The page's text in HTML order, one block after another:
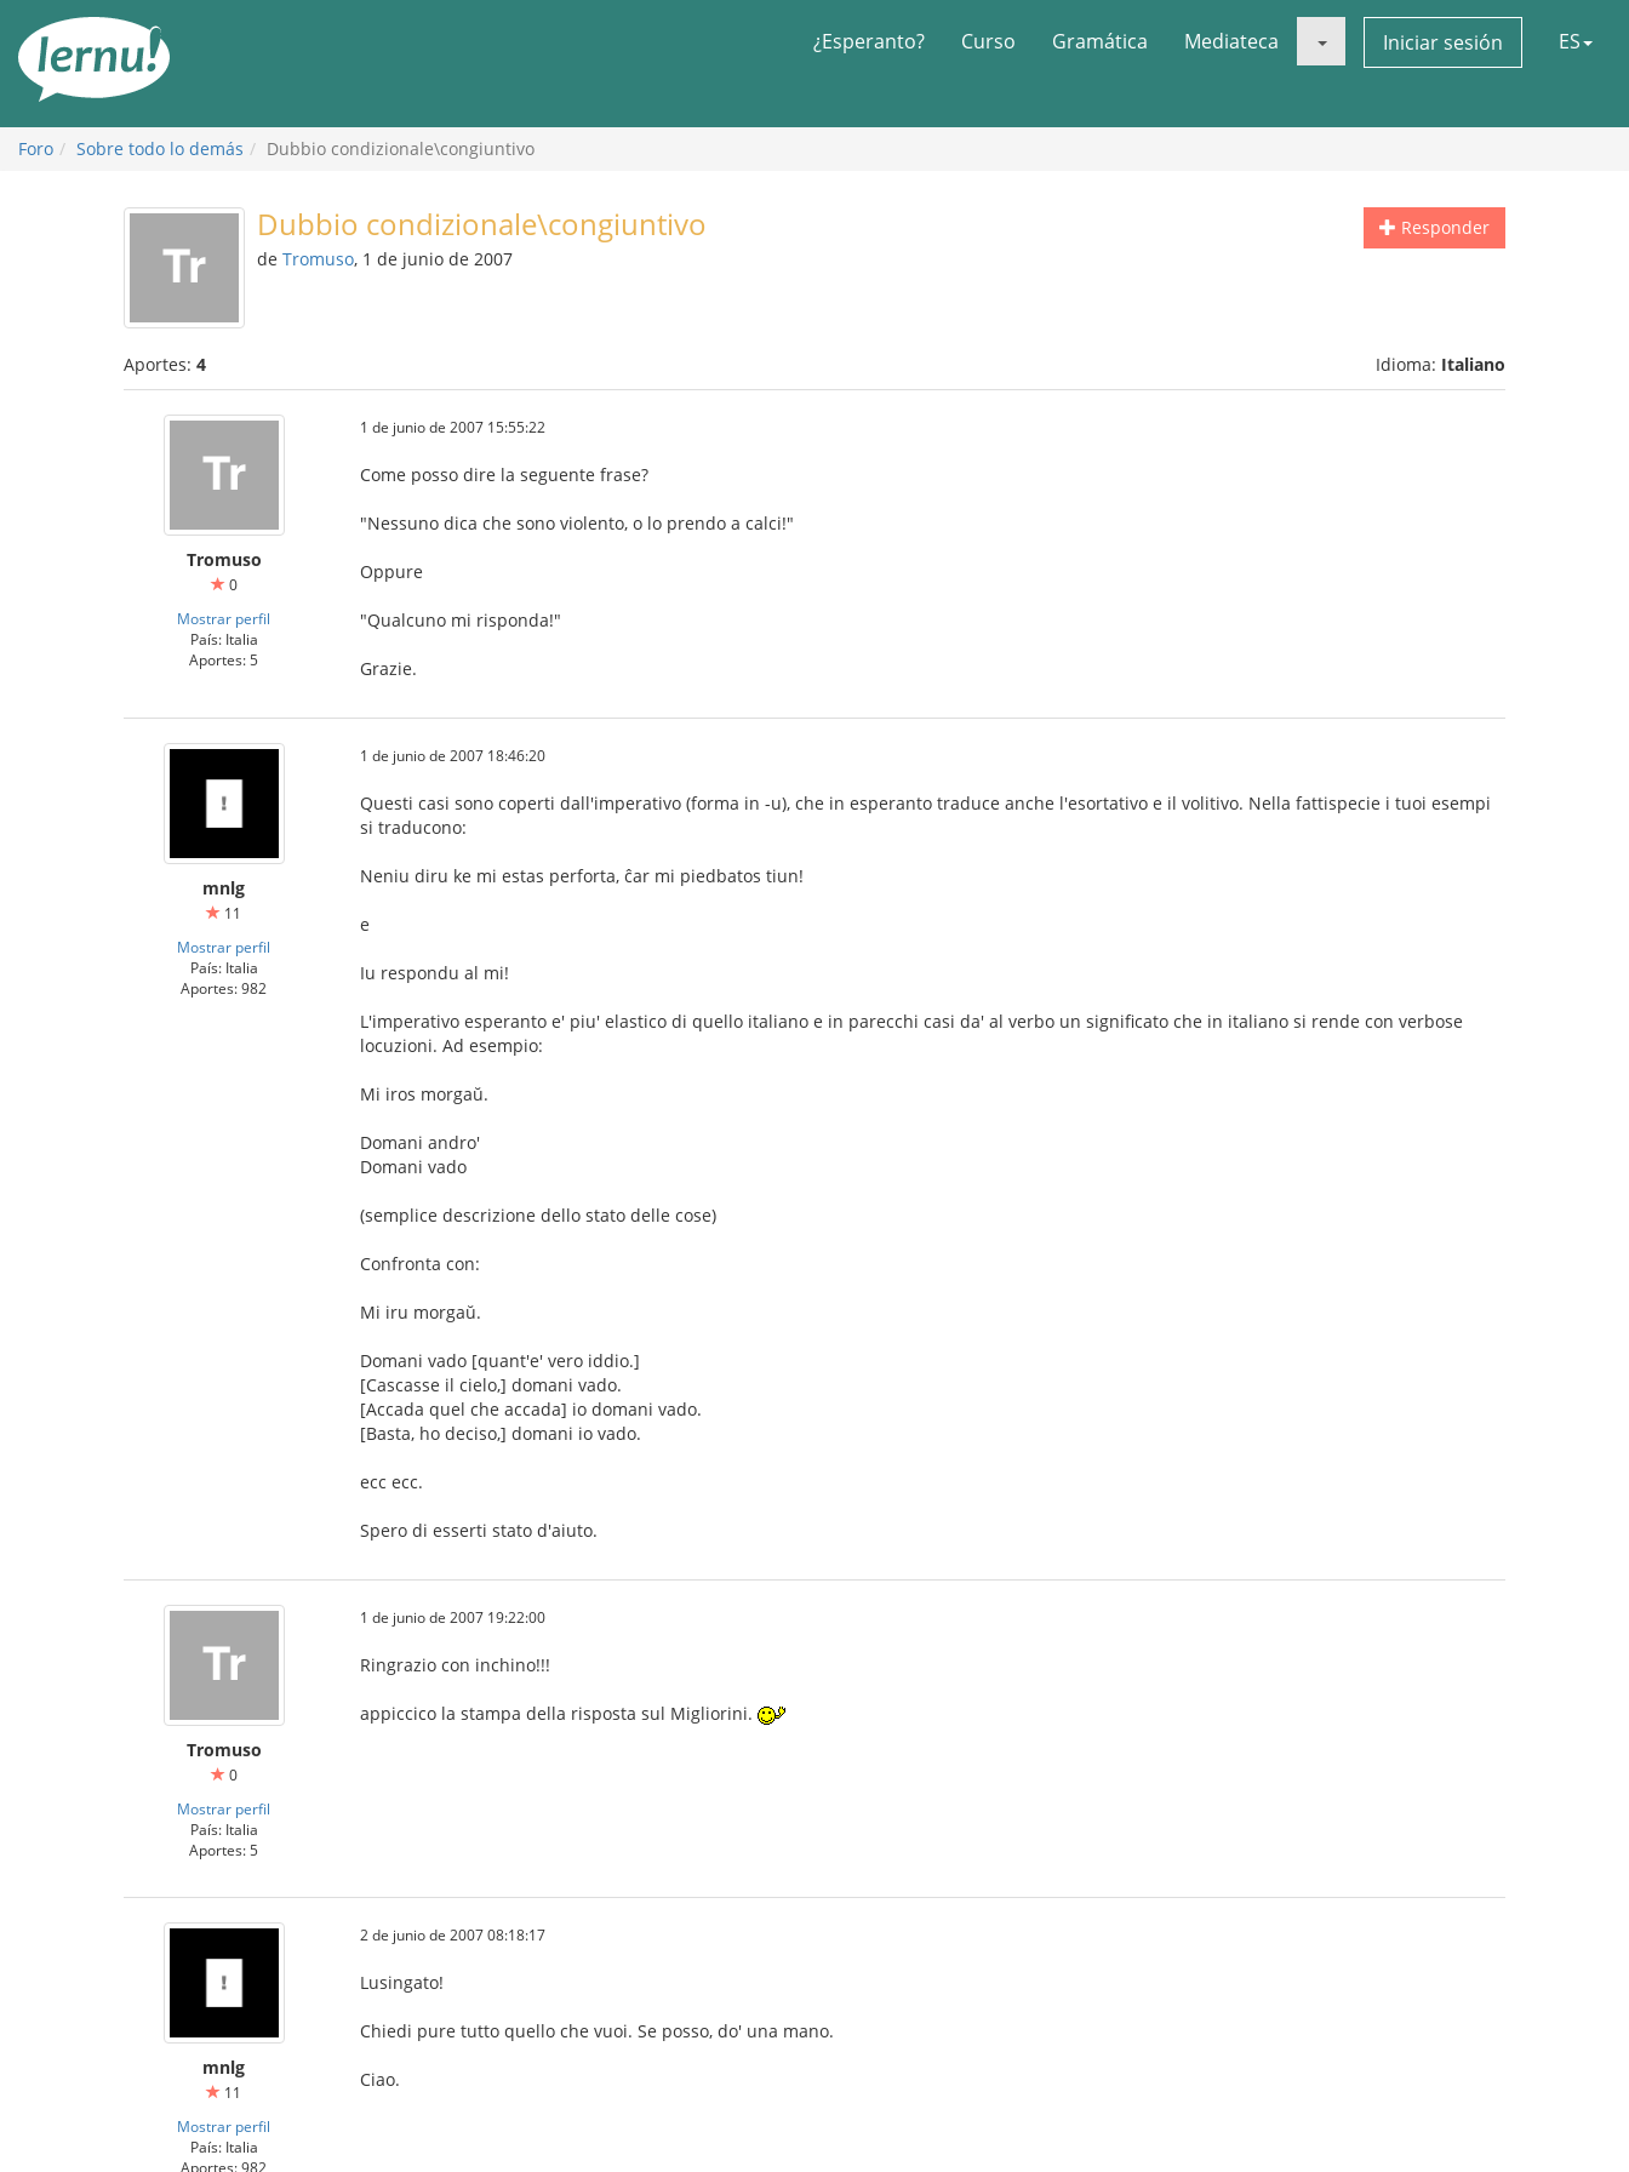
¿Esperanto? Curso Gramática Mediateca Iniciar sesión ES
Foro Sobre todo lo demás Dubbio condizionale\congiuntivo
Responder
Dubbio condizionale\congiuntivo
de Tromuso, 1 de junio de 2007
Aportes: 4 Idioma: Italiano
Tromuso
0
Mostrar perfil
País: Italia
Aportes: 5
1 de junio de 2007 15:55:22
Come posso dire la seguente frase?
"Nessuno dica che sono violento, o lo prendo a calci!"
Oppure
"Qualcuno mi risponda!"
Grazie.
mnlg
11
Mostrar perfil
País: Italia
Aportes: 982
1 de junio de 2007 18:46:20
Questi casi sono coperti dall'imperativo (forma in -u), che in esperanto traduce anche l'esortativo e il volitivo. Nella fattispecie i tuoi esempi
si traducono:
Neniu diru ke mi estas perforta, ĉar mi piedbatos tiun!
e
Iu respondu al mi!
L'imperativo esperanto e' piu' elastico di quello italiano e in parecchi casi da' al verbo un significato che in italiano si rende con verbose
locuzioni. Ad esempio:
Mi iros morgaŭ.
Domani andro'
Domani vado
(semplice descrizione dello stato delle cose)
Confronta con:
Mi iru morgaŭ.
Domani vado [quant'e' vero iddio.]
[Cascasse il cielo,] domani vado.
[Accada quel che accada] io domani vado.
[Basta, ho deciso,] domani io vado.
ecc ecc.
Spero di esserti stato d'aiuto.
Tromuso
0
Mostrar perfil
País: Italia
Aportes: 5
1 de junio de 2007 19:22:00
Ringrazio con inchino!!!
appiccico la stampa della risposta sul Migliorini.
mnlg
11
Mostrar perfil
País: Italia
Aportes: 982
2 de junio de 2007 08:18:17
Lusingato!
Chiedi pure tutto quello che vuoi. Se posso, do' una mano.
Ciao.